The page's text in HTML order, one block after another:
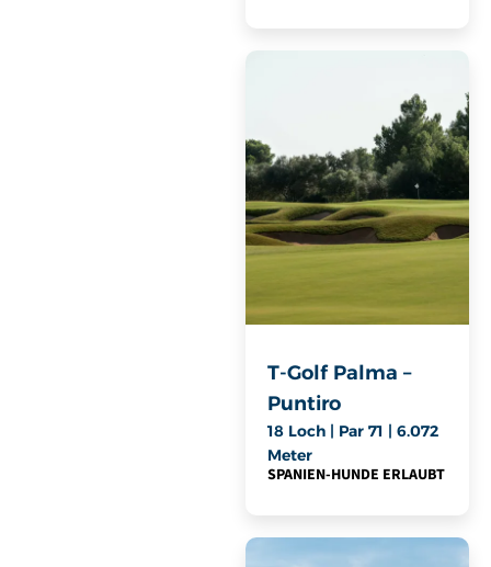
T-Golf Palma –
Puntiro
18 Loch | Par 71 | 6.072
Meter
SPANIEN-HUNDE ERLAUBT